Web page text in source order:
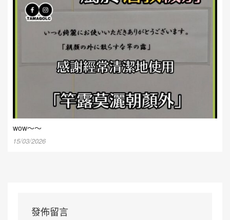
wow～～
15/03/2026
發佈留言